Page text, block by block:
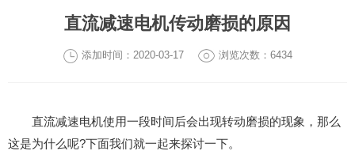
直流减速电机传动磨损的原因
添加时间：2020-03-17 浏览次数：6434
直流减速电机使用一段时间后会出现转动磨损的现象，那么
这是为什么呢?下面我们就一起来探讨一下。